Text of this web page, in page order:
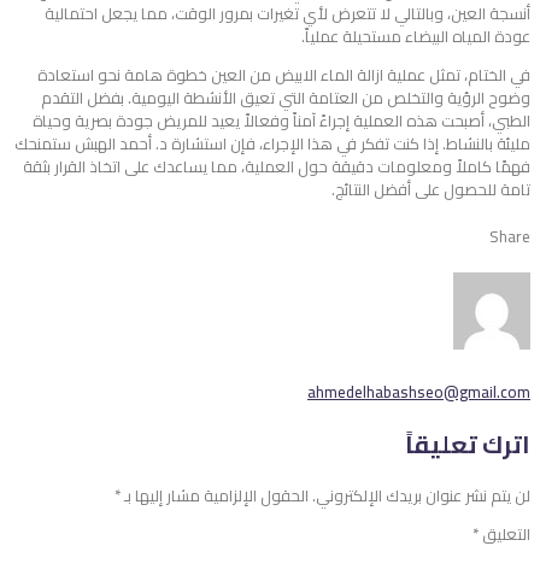
أنسجة العين، وبالتالي لا تتعرض لأي تغيرات بمرور الوقت، مما يجعل احتمالية
عودة المياه البيضاء مستحيلة عملياً.
في الختام، تمثل عملية ازالة الماء الابيض من العين خطوة هامة نحو استعادة
وضوح الرؤية والتخلص من العتامة التي تعيق الأنشطة اليومية. بفضل التقدم
الطبي، أصبحت هذه العملية إجراءً آمناً وفعالاً يعيد للمريض جودة بصرية وحياة
مليئة بالنشاط. إذا كنت تفكر في هذا الإجراء، فإن استشارة د. أحمد الهبش ستمنحك
فهمًا كاملاً ومعلومات دقيقة حول العملية، مما يساعدك على اتخاذ القرار بثقة
تامة للحصول على أفضل النتائج.
Share
ahmedelhabashseo@gmail.com
اترك تعليقاً
لن يتم نشر عنوان بريدك الإلكتروني. الحقول الإلزامية مشار إليها بـ*
التعليق*